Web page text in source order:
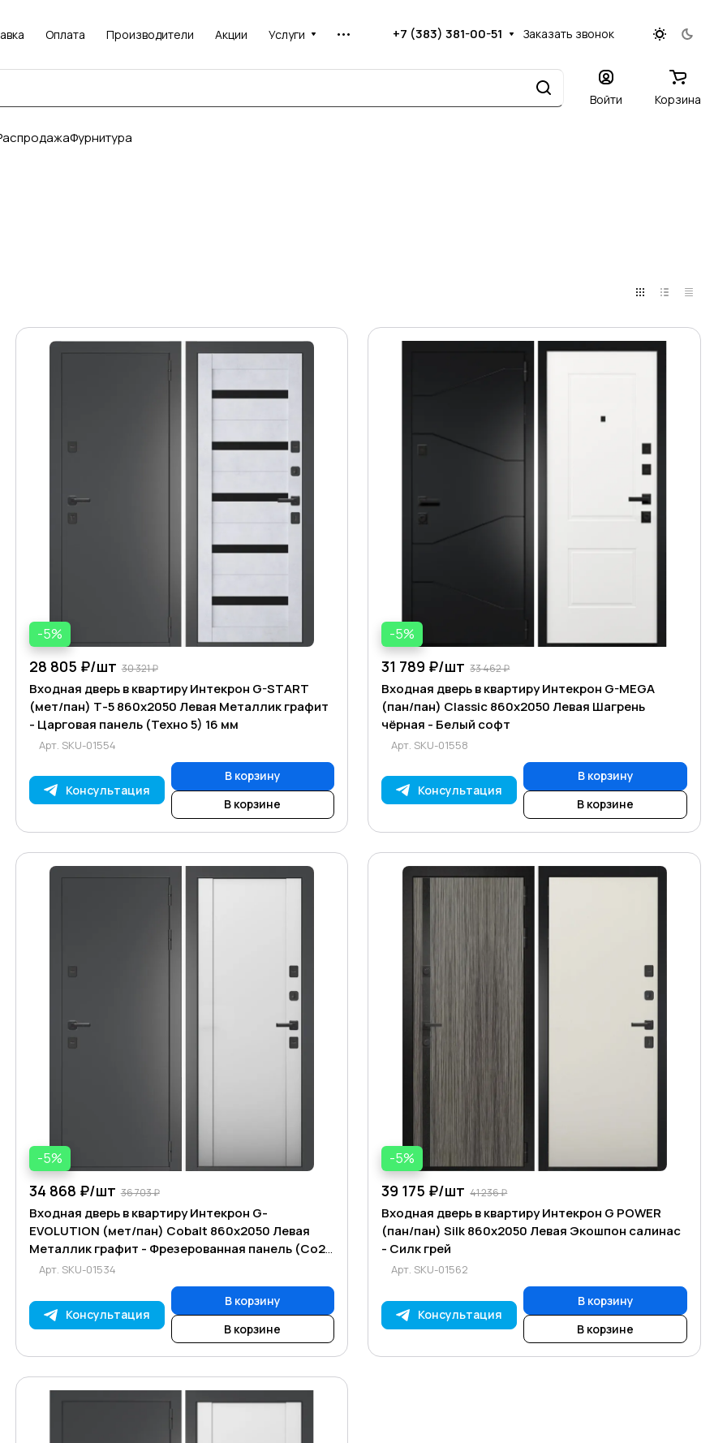
Оплата Производители Акции Услуги +7 (383) 381-00-51 Заказать звонок
Войти Корзина
Фурнитура
-5%
28 805 ₽/шт 30 321 ₽
Входная дверь в квартиру Интекрон G-START
(мет/пан) Т-5 860х2050 Левая Металлик графит
- Царговая панель (Техно 5) 16 мм
Арт. SKU-01554
Консультация
В корзину
В корзине
-5%
31 789 ₽/шт 33 462 ₽
Входная дверь в квартиру Интекрон G-MEGA
(пан/пан) Classic 860х2050 Левая Шагрень
чёрная - Белый софт
Арт. SKU-01558
Консультация
В корзину
В корзине
-5%
34 868 ₽/шт 36 703 ₽
Входная дверь в квартиру Интекрон G-
EVOLUTION (мет/пан) Cobalt 860х2050 Левая
Металлик графит - Фрезерованная панель (Со2)
16 мм
Арт. SKU-01534
Консультация
В корзину
В корзине
-5%
39 175 ₽/шт 41 236 ₽
Входная дверь в квартиру Интекрон G POWER
(пан/пан) Silk 860х2050 Левая Экошпон салинас
- Силк грей
Арт. SKU-01562
Консультация
В корзину
В корзине